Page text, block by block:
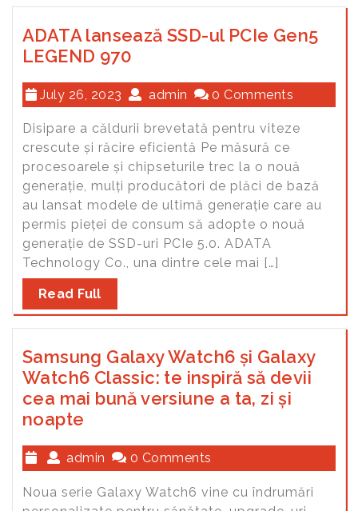
ADATA lansează SSD-ul PCIe Gen5
LEGEND 970
July 26, 2023 admin 0 Comments
Disipare a căldurii brevetată pentru viteze
crescute și răcire eficientă Pe măsură ce
procesoarele și chipseturile trec la o nouă
generație, mulți producători de plăci de bază
au lansat modele de ultimă generație care au
permis pieței de consum să adopte o nouă
generație de SSD-uri PCIe 5.0. ADATA
Technology Co., una dintre cele mai […]
Read Full
Samsung Galaxy Watch6 și Galaxy
Watch6 Classic: te inspiră să devii
cea mai bună versiune a ta, zi și
noapte
admin 0 Comments
Noua serie Galaxy Watch6 vine cu îndrumări